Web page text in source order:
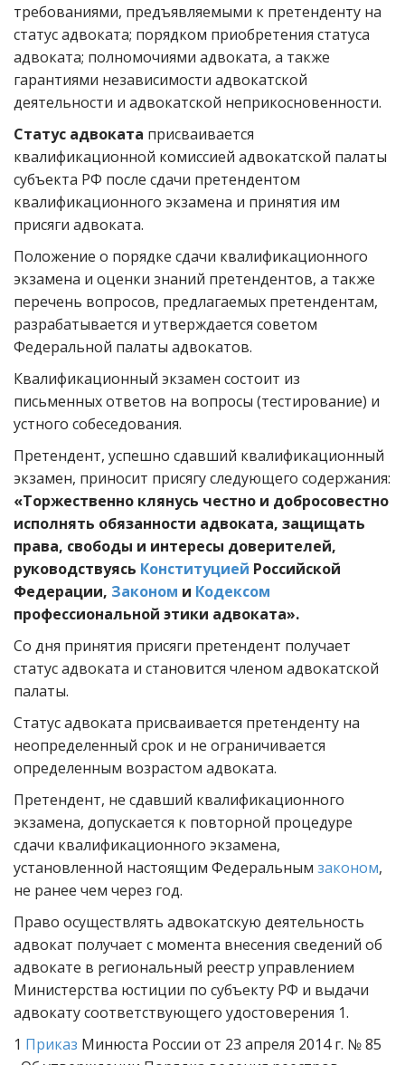
требованиями, предъявляемыми к претенденту на
статус адвоката; порядком приобретения статуса
адвоката; полномочиями адвоката, а также
гарантиями независимости адвокатской
деятельности и адвокатской неприкосновенности.
Статус адвоката присваивается
квалификационной комиссией адвокатской палаты
субъекта РФ после сдачи претендентом
квалификационного экзамена и принятия им
присяги адвоката.
Положение о порядке сдачи квалификационного
экзамена и оценки знаний претендентов, а также
перечень вопросов, предлагаемых претендентам,
разрабатывается и утверждается советом
Федеральной палаты адвокатов.
Квалификационный экзамен состоит из
письменных ответов на вопросы (тестирование) и
устного собеседования.
Претендент, успешно сдавший квалификационный
экзамен, приносит присягу следующего содержания:
«Торжественно клянусь честно и добросовестно
исполнять обязанности адвоката, защищать
права, свободы и интересы доверителей,
руководствуясь Конституцией Российской
Федерации, Законом и Кодексом
профессиональной этики адвоката».
Со дня принятия присяги претендент получает
статус адвоката и становится членом адвокатской
палаты.
Статус адвоката присваивается претенденту на
неопределенный срок и не ограничивается
определенным возрастом адвоката.
Претендент, не сдавший квалификационного
экзамена, допускается к повторной процедуре
сдачи квалификационного экзамена,
установленной настоящим Федеральным законом,
не ранее чем через год.
Право осуществлять адвокатскую деятельность
адвокат получает с момента внесения сведений об
адвокате в региональный реестр управлением
Министерства юстиции по субъекту РФ и выдачи
адвокату соответствующего удостоверения 1.
1 Приказ Минюста России от 23 апреля 2014 г. № 85